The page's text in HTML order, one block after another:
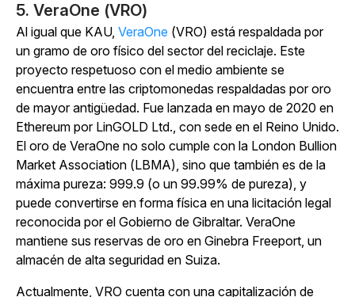
5. VeraOne (VRO)
Al igual que KAU, VeraOne (VRO) está respaldada por
un gramo de oro físico del sector del reciclaje. Este
proyecto respetuoso con el medio ambiente se
encuentra entre las criptomonedas respaldadas por oro
de mayor antigüedad. Fue lanzada en mayo de 2020 en
Ethereum por LinGOLD Ltd., con sede en el Reino Unido.
El oro de VeraOne no solo cumple con la London Bullion
Market Association (LBMA), sino que también es de la
máxima pureza: 999.9 (o un 99.99% de pureza), y
puede convertirse en forma física en una licitación legal
reconocida por el Gobierno de Gibraltar. VeraOne
mantiene sus reservas de oro en Ginebra Freeport, un
almacén de alta seguridad en Suiza.
Actualmente, VRO cuenta con una capitalización de